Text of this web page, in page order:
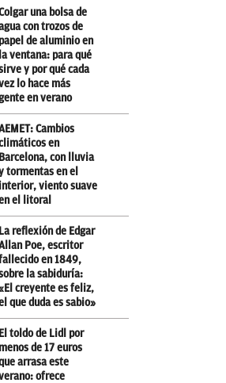
una bolsa de
con trozos de
papel de aluminio en
la ventana: para qué
y por qué cada
lo hace más
en verano
Cambios
en
Barcelona, con lluvia
tormentas en el
interior, viento suave
el litoral
La reflexión de Edgar
Poe, escritor
en 1849,
la sabiduría:
creyente es feliz,
que duda es sabio»
El toldo de Lidl por
menos de 17 euros
arrasa este
ofrece